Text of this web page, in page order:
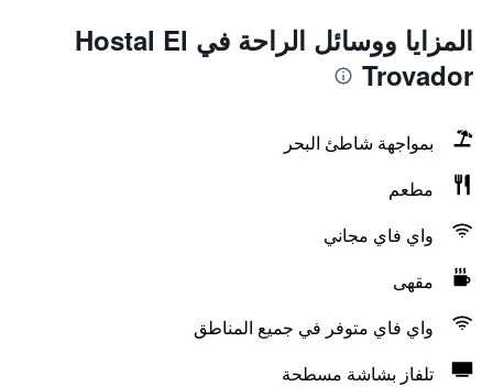
المزايا ووسائل الراحة في Hostal El
Trovador
بمواجهة شاطئ البحر
مطعم
واي فاي مجاني
مقهى
واي فاي متوفر في جميع المناطق
تلفاز بشاشة مسطحة